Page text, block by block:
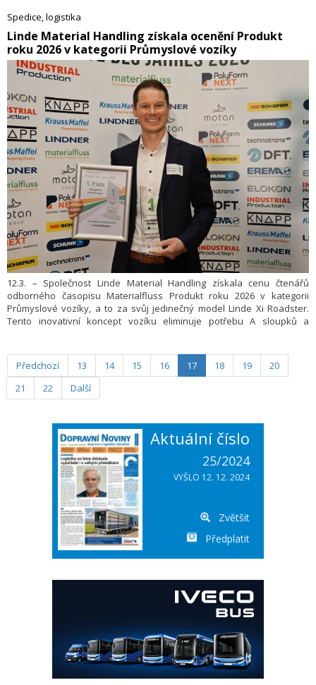
i exportéry to znamená jediné, a to, že první pololetí nesmí polevit
v přípravách. V tiskové zprávě to uvedl Obalový institut Syba.
Spedice, logistika
​Linde Material Handling získala ocenění Produkt
roku 2026 v kategorii Průmyslové vozíky
12.3. – Společnost Linde Material Handling získala cenu čtenářů
odborného časopisu Materialfluss Produkt roku 2026 v kategorii
Průmyslové vozíky, a to za svůj jedinečný model Linde Xi Roadster.
Tento inovativní koncept vozíku eliminuje potřebu A sloupků a
Předchozí 13 14 15 16 17 18 19
20
21
22 Další
Aktuální číslo
25/2024
VYŠLO 12. 12. 2024
Zvětšit
Předplatit